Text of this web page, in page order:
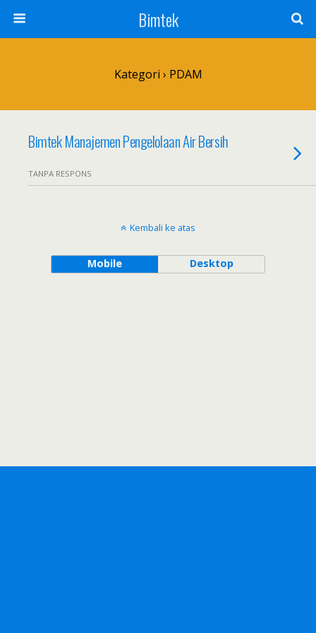
Bimtek
Kategori › PDAM
Bimtek Manajemen Pengelolaan Air Bersih
TANPA RESPONS
Kembali ke atas
Mobile Desktop